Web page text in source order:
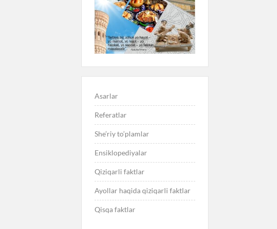
Asarlar
Referatlar
She’riy to’plamlar
Ensiklopediyalar
Qiziqarli faktlar
Ayollar haqida qiziqarli faktlar
Qisqa faktlar